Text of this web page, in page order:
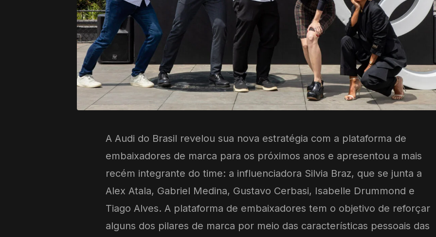
A Audi do Brasil revelou sua nova estratégia com a plataforma de
embaixadores de marca para os próximos anos e apresentou a mais
recém integrante do time: a influenciadora Silvia Braz, que se junta a
Alex Atala, Gabriel Medina, Gustavo Cerbasi, Isabelle Drummond e
Tiago Alves. A plataforma de embaixadores tem o objetivo de reforçar
alguns dos pilares de marca por meio das características pessoais das